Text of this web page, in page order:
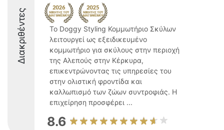
Διακριθέντες
Το Doggy Styling Κομμωτήριο Σκύλων
λειτουργεί ως εξειδικευμένο
κομμωτήριο για σκύλους στην περιοχή
της Αλεπούς στην Κέρκυρα,
επικεντρώνοντας τις υπηρεσίες του
στην ολιστική φροντίδα και
καλλωπισμό των ζώων συντροφιάς. Η
επιχείρηση προσφέρει ...
8.6